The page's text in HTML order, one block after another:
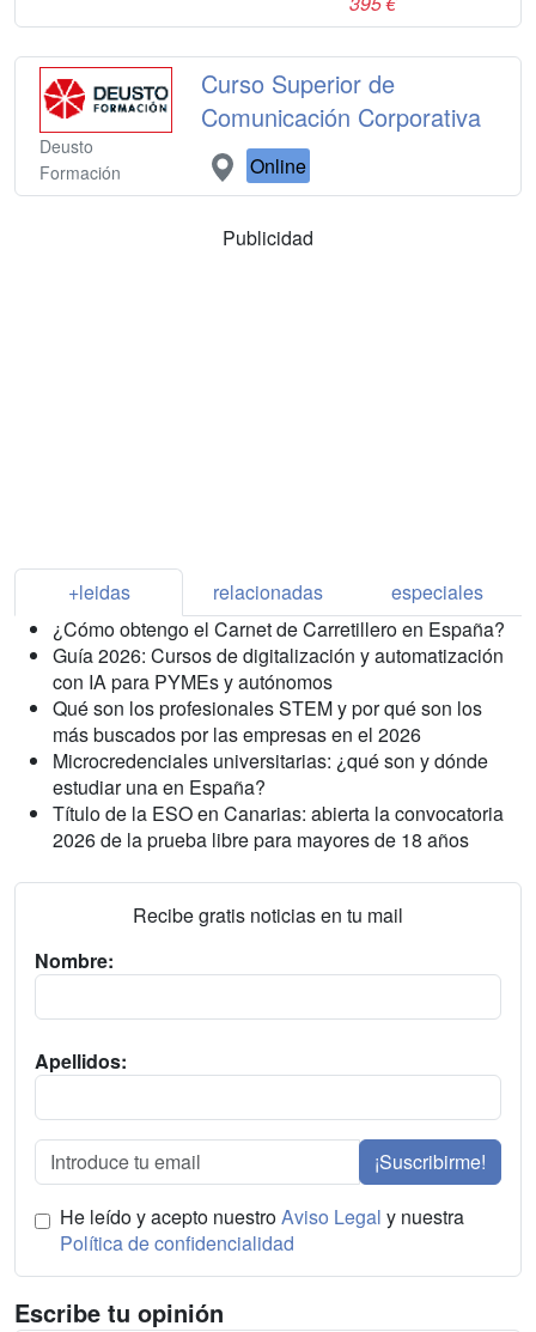
Deusto
Formación
Curso Superior de
Comunicación Corporativa
Online
Publicidad
+leidas relacionadas
especiales
¿Cómo obtengo el Carnet de Carretillero en España?
Guía 2026: Cursos de digitalización y automatización
con IA para PYMEs y autónomos
Qué son los profesionales STEM y por qué son los
más buscados por las empresas en el 2026
Microcredenciales universitarias: ¿qué son y dónde
estudiar una en España?
Título de la ESO en Canarias: abierta la convocatoria
2026 de la prueba libre para mayores de 18 años
Recibe gratis noticias en tu mail
Nombre:
Apellidos:
¡Suscribirme!
He leído y acepto nuestroAviso Legal y nuestra
Política de confidencialidad
Escribe tu opinión